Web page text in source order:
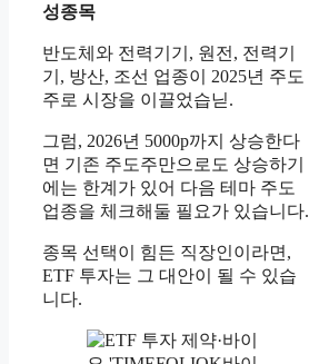
성종목
반도체와 전력기기, 원전, 전력기
기, 방산, 조선 업종이 2025년 주도
주로 시장을 이끌었습닏.
그럼, 2026년 5000p까지 상승한다
면 기존 주도주만으로도 상승하기
에는 한계가 있어 다음 테마 주도
업종을 체크해둘 필요가 있습니다.
종목 선택이 힘든 직장인이라면,
ETF 투자는 그 대안이 될 수 있습
니다.